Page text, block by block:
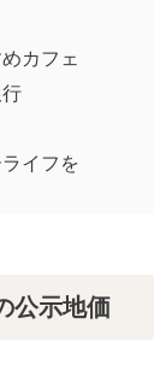
カフェ
イフを
公示地価